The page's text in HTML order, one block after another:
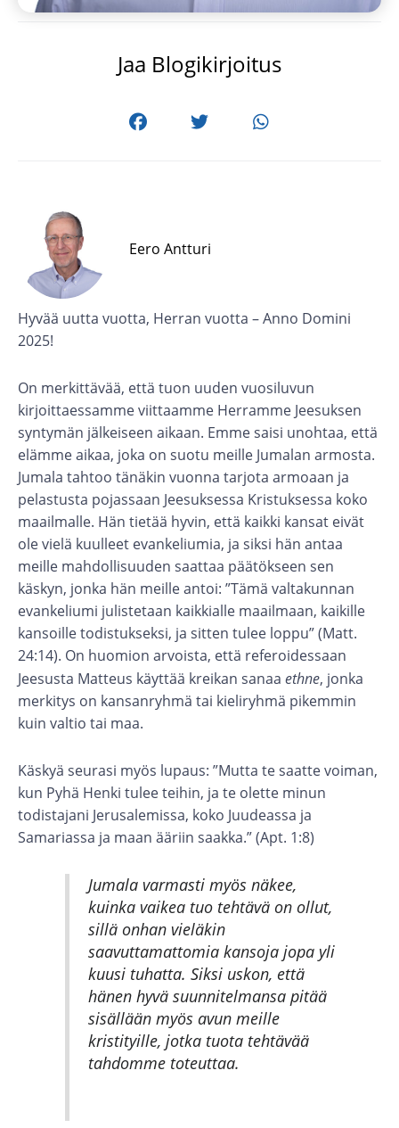
Jaa Blogikirjoitus
Eero Antturi
Hyvää uutta vuotta, Herran vuotta – Anno Domini
2025!
On merkittävää, että tuon uuden vuosiluvun
kirjoittaessamme viittaamme Herramme Jeesuksen
syntymän jälkeiseen aikaan. Emme saisi unohtaa, että
elämme aikaa, joka on suotu meille Jumalan armosta.
Jumala tahtoo tänäkin vuonna tarjota armoaan ja
pelastusta pojassaan Jeesuksessa Kristuksessa koko
maailmalle. Hän tietää hyvin, että kaikki kansat eivät
ole vielä kuulleet evankeliumia, ja siksi hän antaa
meille mahdollisuuden saattaa päätökseen sen
käskyn, jonka hän meille antoi: ”Tämä valtakunnan
evankeliumi julistetaan kaikkialle maailmaan, kaikille
kansoille todistukseksi, ja sitten tulee loppu” (Matt.
24:14). On huomion arvoista, että referoidessaan
Jeesusta Matteus käyttää kreikan sanaa ethne, jonka
merkitys on kansanryhmä tai kieliryhmä pikemmin
kuin valtio tai maa.
Käskyä seurasi myös lupaus: ”Mutta te saatte voiman,
kun Pyhä Henki tulee teihin, ja te olette minun
todistajani Jerusalemissa, koko Juudeassa ja
Samariassa ja maan ääriin saakka.” (Apt. 1:8)
Jumala varmasti myös näkee,
kuinka vaikea tuo tehtävä on ollut,
sillä onhan vieläkin
saavuttamattomia kansoja jopa yli
kuusi tuhatta. Siksi uskon, että
hänen hyvä suunnitelmansa pitää
sisällään myös avun meille
kristityille, jotka tuota tehtävää
tahdomme toteuttaa.